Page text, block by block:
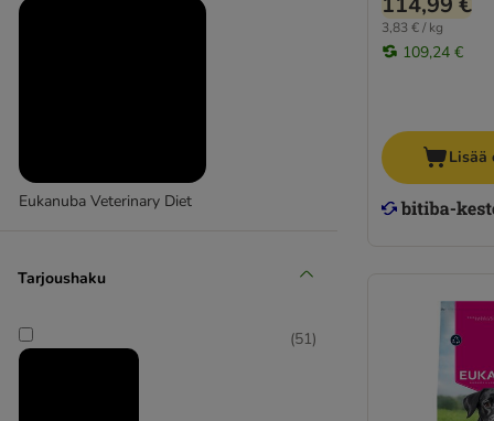
Concept for Life Veterinary Diet
Crave
Forza10
Eukanuba Veterinary Diet
Tarjoushaku
(51)
3,83 € / kg
109,24 €
Lisää